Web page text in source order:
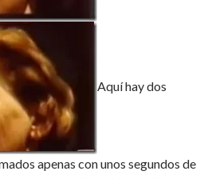
Aquí hay dos
apenas con unos segundos de